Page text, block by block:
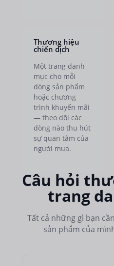
Thương hiệu
chiến dịch
Một trang danh
mục cho mỗi
dòng sản phẩm
hoặc chương
trình khuyến mãi
— theo dõi các
dòng nào thu hút
sự quan tâm của
người mua.
Câu hỏi
trang
Tất cả những gì bạn
sản phẩm của